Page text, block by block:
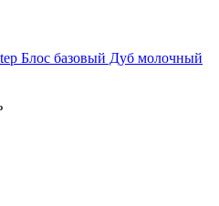
Блос базовый Дуб молочный